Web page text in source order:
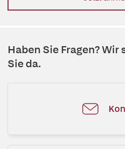
Haben Sie Fragen?
Sie da.